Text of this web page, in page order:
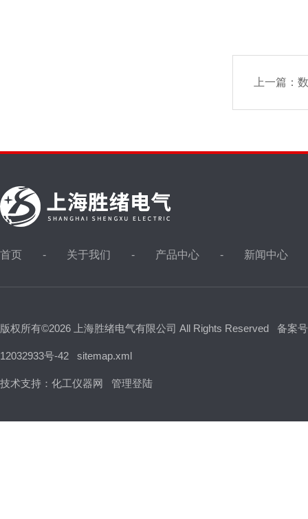
上一篇：
首页 关于我们 产品中心 新闻中心
版权所有©2026 上海胜绪电气有限公司 All Rights Reserved 备案
12032933号-42 sitemap.xml
技术支持： 化工仪器网 管理登陆